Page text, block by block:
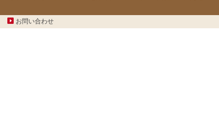
お問い合わせ